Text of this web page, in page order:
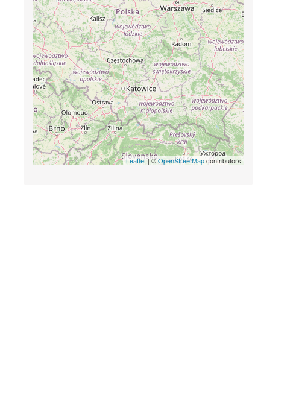
Leaflet| ©OpenStreetMapcontributors